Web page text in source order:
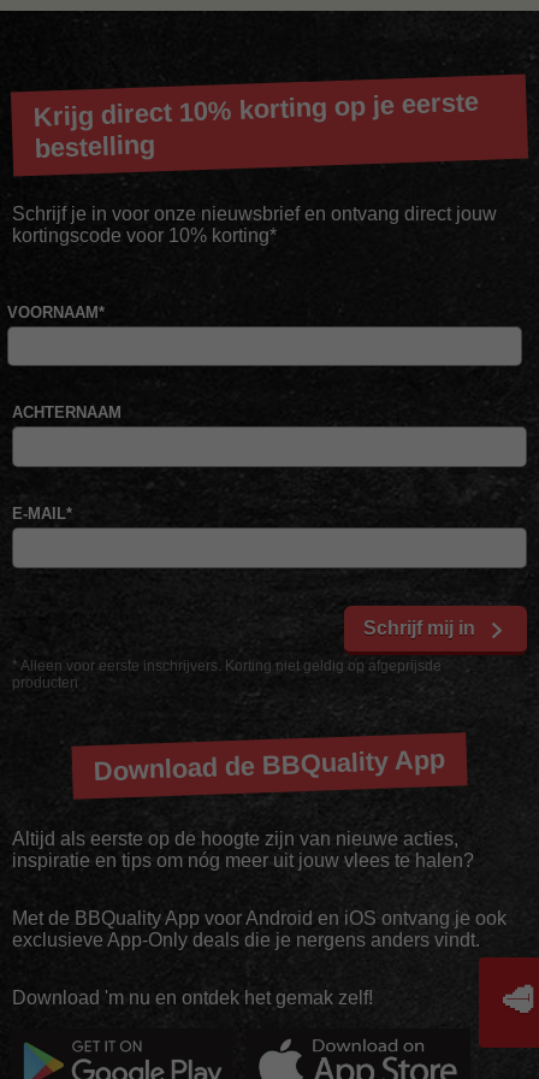
Krijg direct 10% korting op je eerste
bestelling
Schrijf je in voor onze nieuwsbrief en ontvang direct jouw
kortingscode voor 10% korting*
* Alleen voor eerste inschrijvers. Korting niet geldig op afgeprijsde
producten
VOORNAAM*
ACHTERNAAM
E-MAIL*
Schrijf mij in
Download de BBQuality App
Altijd als eerste op de hoogte zijn van nieuwe acties,
inspiratie en tips om nóg meer uit jouw vlees te halen?
Met de BBQuality App voor Android en iOS ontvang je ook
exclusieve App-Only deals die je nergens anders vindt.
Download 'm nu en ontdek het gemak zelf! 🥩